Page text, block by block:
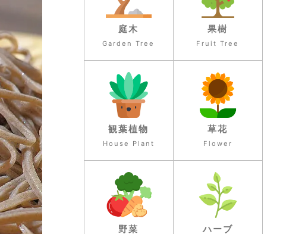
庭木
Garden Tree
果樹
Fruit Tree
観葉植物
House Plant
草花
Flower
野菜 ハーブ